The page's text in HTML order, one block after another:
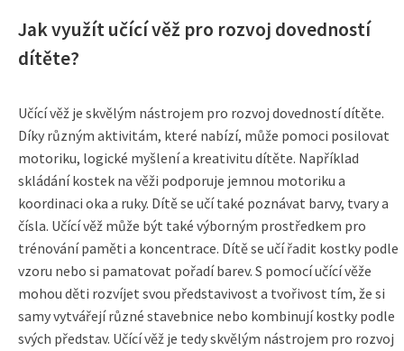
Jak využít učící věž pro rozvoj dovedností
dítěte?
Učící věž je skvělým nástrojem pro rozvoj dovedností dítěte.
Díky různým aktivitám, které nabízí, může pomoci posilovat
motoriku, logické myšlení a kreativitu dítěte. Například
skládání kostek na věži podporuje jemnou motoriku a
koordinaci oka a ruky. Dítě se učí také poznávat barvy, tvary a
čísla. Učící věž může být také výborným prostředkem pro
trénování paměti a koncentrace. Dítě se učí řadit kostky podle
vzoru nebo si pamatovat pořadí barev. S pomocí učící věže
mohou děti rozvíjet svou představivost a tvořivost tím, že si
samy vytvářejí různé stavebnice nebo kombinují kostky podle
svých představ. Učící věž je tedy skvělým nástrojem pro rozvoj